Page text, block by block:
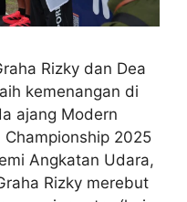
Rizky dan Dea
kemenangan di
ajang Modern
2025
Angkatan Udara,
Rizky merebut